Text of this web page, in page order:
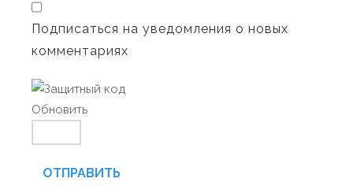
Подписаться на уведомления о новых
комментариях
Обновить
ОТПРАВИТЬ